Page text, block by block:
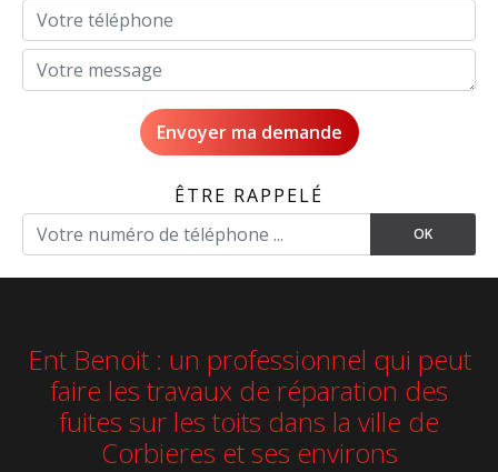
ÊTRE RAPPELÉ
Ent Benoit : un professionnel qui peut
faire les travaux de réparation des
fuites sur les toits dans la ville de
Corbieres et ses environs